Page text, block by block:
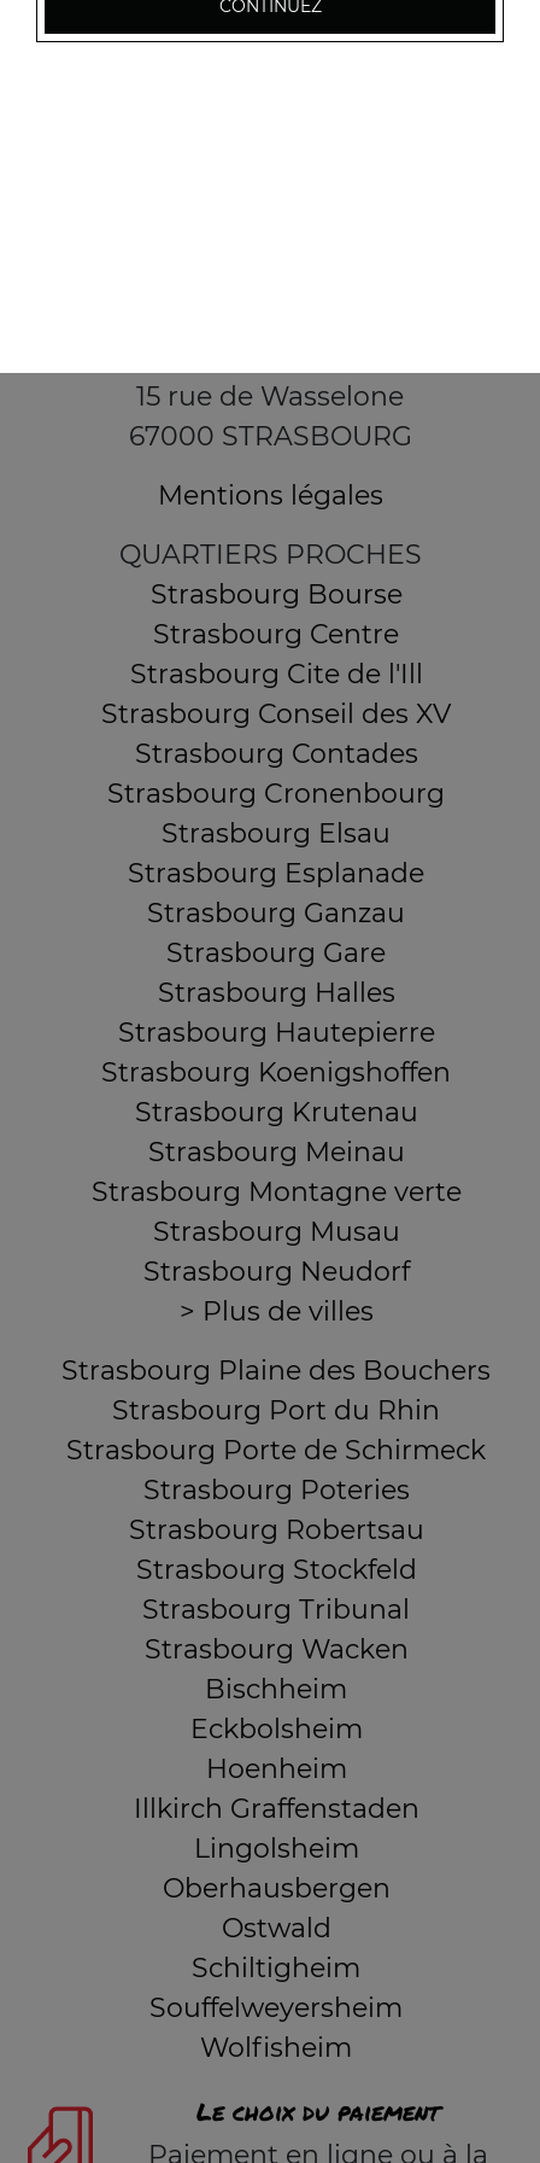
15 rue de Wasselone
67000 STRASBOURG
Mentions légales
QUARTIERS PROCHES
Strasbourg Bourse
Strasbourg Centre
Strasbourg Cite de l'Ill
Strasbourg Conseil des XV
Strasbourg Contades
Strasbourg Cronenbourg
Strasbourg Elsau
Strasbourg Esplanade
Strasbourg Ganzau
Strasbourg Gare
Strasbourg Halles
Strasbourg Hautepierre
Strasbourg Koenigshoffen
Strasbourg Krutenau
Strasbourg Meinau
Strasbourg Montagne verte
Strasbourg Musau
Strasbourg Neudorf
> Plus de villes
Strasbourg Plaine des Bouchers
Strasbourg Port du Rhin
Strasbourg Porte de Schirmeck
Strasbourg Poteries
Strasbourg Robertsau
Strasbourg Stockfeld
Strasbourg Tribunal
Strasbourg Wacken
Bischheim
Eckbolsheim
Hoenheim
Illkirch Graffenstaden
Lingolsheim
Oberhausbergen
Ostwald
Schiltigheim
Souffelweyersheim
Wolfisheim
Le choix du paiement
Paiement en ligne ou à la
CONTINUEZ